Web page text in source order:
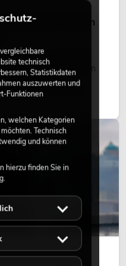
Warum
und farbige
auf Bühnen, in
ist dabei kein rein
eingesetztes
gibt Szenen
Setups emotionaler
technisch
Statistikdaten
auszuwerten und
Funktionen
welchen Kategorien
Technisch
und können
hierzu finden Sie in
.